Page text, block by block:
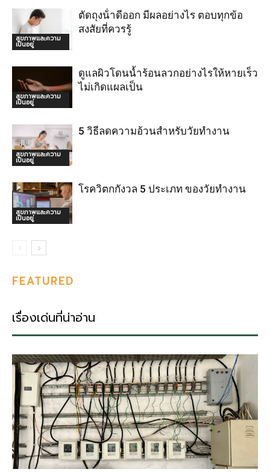
สุขภาพและความ
เป็นอยู่
ตัดถุงน้ําดีออก มีผลอย่างไร ตอบทุกข้อ
สงสัยที่ควรรู้
สุขภาพและความ
เป็นอยู่
ดูแลผิวโดนน้ำร้อนลวกอย่างไรให้หายเร็ว
ไม่เกิดแผลเป็น
สุขภาพและความ
เป็นอยู่
5 วิธีลดความอ้วนสำหรับวัยทำงาน
สุขภาพและความ
เป็นอยู่
โรควิตกกังวล 5 ประเภท ของวัยทำงาน
FEATURED
เรื่องเด่นที่น่าอ่าน